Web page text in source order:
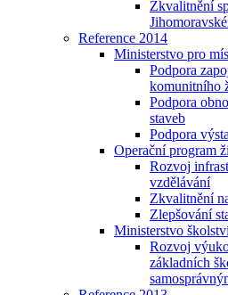
Zkvalitnění
Reference 2014
Ministerstvo pro
Podpora
komunitního
Podpora
staveb
Podpora
Operační program
Rozvoj
vzdělávání
Zkvalitnění
Zlepšování
Ministerstvo
Rozvoj
základních